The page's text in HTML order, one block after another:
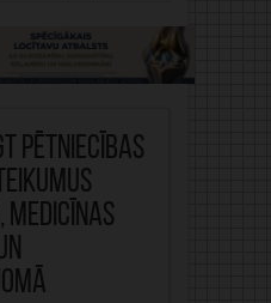
pētniecības
medicīnas